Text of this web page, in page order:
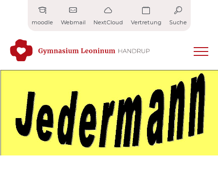
moodle Webmail NextCloud Vertretung Suche